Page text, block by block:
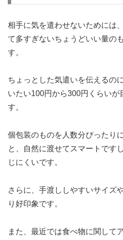
相手に気を遣わせないためには
て多すぎないちょうどいい量の
す。
ちょっとした気遣いを伝えるの
いたい100円から300円くらいが
す。
個包装のものを人数分ぴったり
と、自然に渡せてスマートです
じにくいです。
さらに、手渡ししやすいサイズ
り好印象です。
また、最近では食べ物に関して